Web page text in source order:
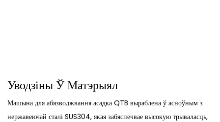
Уводзіны Ў Матэрыял
Машына для абязводжвання асадка QTB выраблена ў асноўным з
нержавеючай сталі SUS304, якая забяспечвае высокую трываласць,